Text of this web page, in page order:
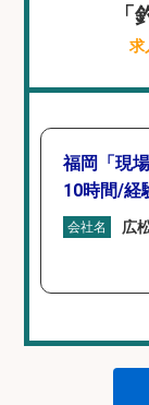
求
福岡「現
10時間/経
会社名 広